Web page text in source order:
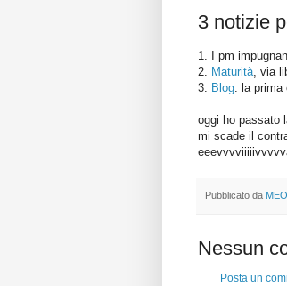
3 notizie
1. I pm
2. Maturità , via
3. Blog . la
oggi ho passato
mi scade il
Pubblicato da MEO
Nessun
Posta un